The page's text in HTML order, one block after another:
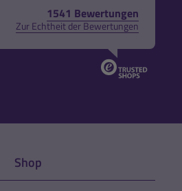
1541 Bewertungen
Zur Echtheit der Bewertungen
weisen wir darauf hin,
Shop